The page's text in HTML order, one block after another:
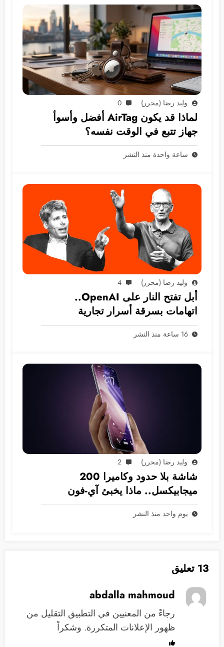
وليد رضا (محرر) 0
لماذا قد يكون AirTag أفضل وأسوأ
جهاز تتبع في الوقت نفسه؟
ساعة واحدة منذ النشر
وليد رضا (محرر) 4
أبل تفتح النار على OpenAI..
اتهامات بسرقة أسرار تجارية
16 ساعة منذ النشر
وليد رضا (محرر) 2
شاشة بلا حدود وكاميرا 200
ميجابيكسل.. ماذا يخبئ آي-فون
2028؟
يوم واحد منذ النشر
13 تعليق
abdalla mahmoud
رجاءً من المعنيين في التطبيق التقليل من
ظهور الإعلانات المتكررة. وشكراً